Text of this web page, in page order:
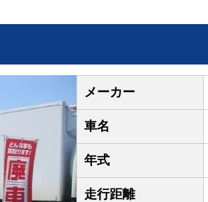
メーカー
車名
年式
走行距離